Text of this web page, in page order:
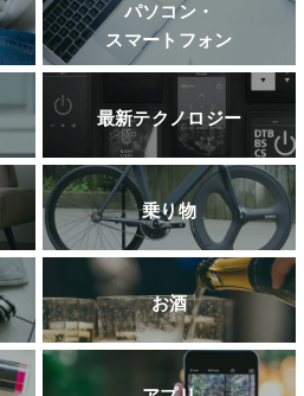
パソコン・
スマートフォン
最新テクノロジー
乗り物
お酒